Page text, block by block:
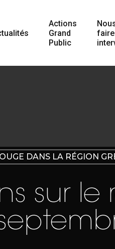
Actions
Grand
Public
faire
DANS LA RÉGION
sur le